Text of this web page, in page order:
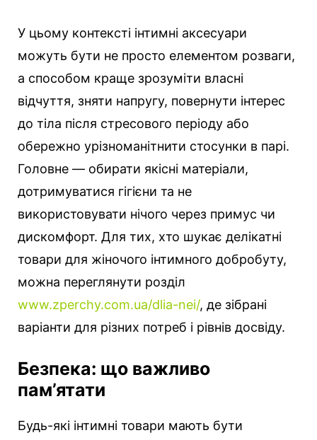
У цьому контексті інтимні аксесуари
можуть бути не просто елементом розваги,
а способом краще зрозуміти власні
відчуття, зняти напругу, повернути інтерес
до тіла після стресового періоду або
обережно урізноманітнити стосунки в парі.
Головне — обирати якісні матеріали,
дотримуватися гігієни та не
використовувати нічого через примус чи
дискомфорт. Для тих, хто шукає делікатні
товари для жіночого інтимного добробуту,
можна переглянути розділ
www.zperchy.com.ua/dlia-nei/, де зібрані
варіанти для різних потреб і рівнів досвіду.
Безпека: що важливо
пам’ятати
Будь-які інтимні товари мають бути